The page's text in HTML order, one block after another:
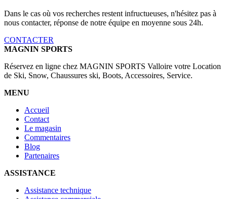
Dans le cas où vos recherches restent infructueuses, n'hésitez pas à
nous contacter, réponse de notre équipe en moyenne sous 24h.
CONTACTER
MAGNIN SPORTS
Réservez en ligne chez MAGNIN SPORTS Valloire votre Location
de Ski, Snow, Chaussures ski, Boots, Accessoires, Service.
MENU
Accueil
Contact
Le magasin
Commentaires
Blog
Partenaires
ASSISTANCE
Assistance technique